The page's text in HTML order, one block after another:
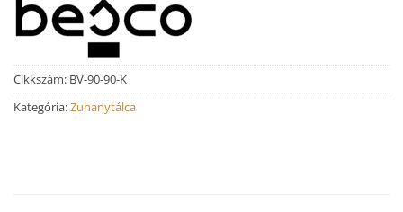
Cikkszám: BV-90-90-K
Kategória:Zuhanytálca